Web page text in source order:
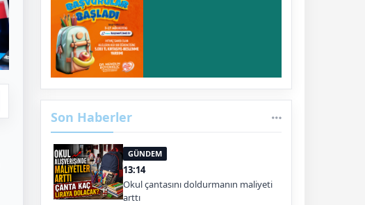
Son Haberler
GÜNDEM
13:14
Okul çantasını doldurmanın maliyeti
arttı